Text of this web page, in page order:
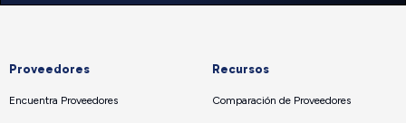
Proveedores
Encuentra Proveedores
Recursos
Comparación de Proveedores